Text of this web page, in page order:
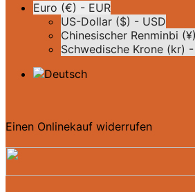
Euro (€) - EUR
US-Dollar ($) - USD
Chinesischer Renminbi
Schwedische Krone (kr) -
Einen Onlinekauf widerrufen